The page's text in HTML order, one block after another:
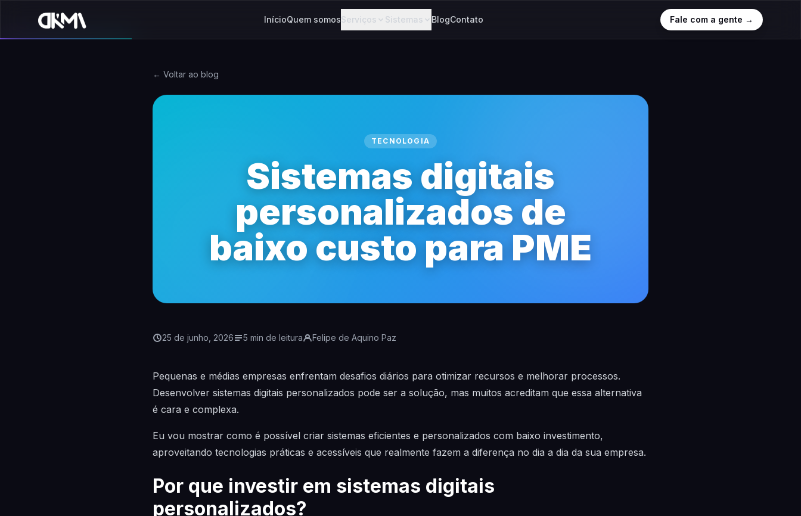
InícioQuem somosServiços Sistemas BlogContato Fale com a gente →
← Voltar ao blog
TECNOLOGIA
Sistemas digitais
personalizados de
baixo custo para PME
25 de junho, 2026 5 min de leitura Felipe de Aquino Paz
Pequenas e médias empresas enfrentam desafios diários para otimizar recursos e melhorar processos.
Desenvolver sistemas digitais personalizados pode ser a solução, mas muitos acreditam que essa alternativa
é cara e complexa.
Eu vou mostrar como é possível criar sistemas eficientes e personalizados com baixo investimento,
aproveitando tecnologias práticas e acessíveis que realmente fazem a diferença no dia a dia da sua empresa.
Por que investir em sistemas digitais
personalizados?